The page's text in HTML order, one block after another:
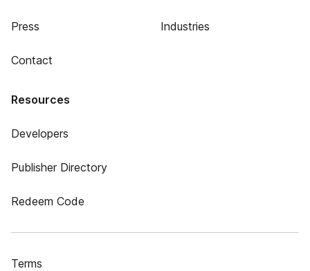
Press
Contact
Industries
Resources
Developers
Publisher Directory
Redeem Code
Terms